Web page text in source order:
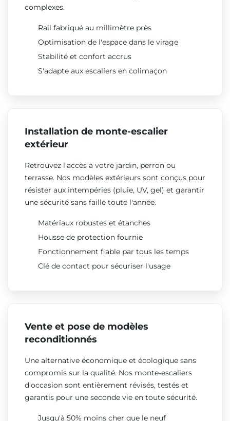
complexes.
Rail fabriqué au millimètre près
Optimisation de l'espace dans le virage
Stabilité et confort accrus
S'adapte aux escaliers en colimaçon
Installation de monte-escalier
extérieur
Retrouvez l'accès à votre jardin, perron ou
terrasse. Nos modèles extérieurs sont conçus pour
résister aux intempéries (pluie, UV, gel) et garantir
une sécurité sans faille toute l'année.
Matériaux robustes et étanches
Housse de protection fournie
Fonctionnement fiable par tous les temps
Clé de contact pour sécuriser l'usage
Vente et pose de modèles
reconditionnés
Une alternative économique et écologique sans
compromis sur la qualité. Nos monte-escaliers
d'occasion sont entièrement révisés, testés et
garantis pour une seconde vie en toute sécurité.
Jusqu'à 50% moins cher que le neuf